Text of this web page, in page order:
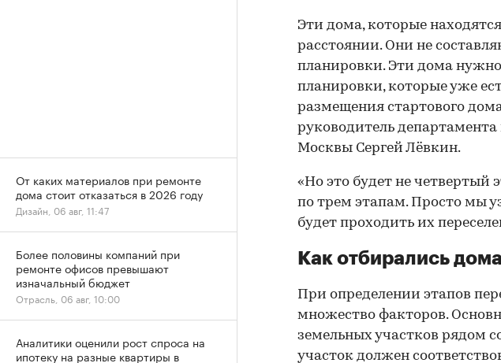
Эти дома, которые
расстоянии. Они не
планировки. Эти дома
планировки, которые уже
размещения стартового
руководитель
Москвы Сергей Лёвкин.
«Но это будет не четвертый
по трем этапам. Просто мы
будет проходить их
Как отбирались дома
При определении этапов
множество факторов.
земельных участков рядом
участок должен
От каких материалов при ремонте
дома стоит отказаться в 2026 году
Дизайн, 06 авг, 11:47
Более половины компаний при
ремонте офисов превышают
изначальный бюджет
Отрасль, 06 авг, 10:00
Аналитики оценили рост спроса на
ипотеку на разные квартиры в